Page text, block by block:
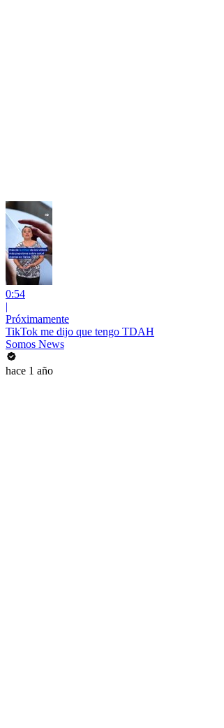
0:54
|
Próximamente
TikTok me dijo que tengo TDAH
Somos News
hace 1 año